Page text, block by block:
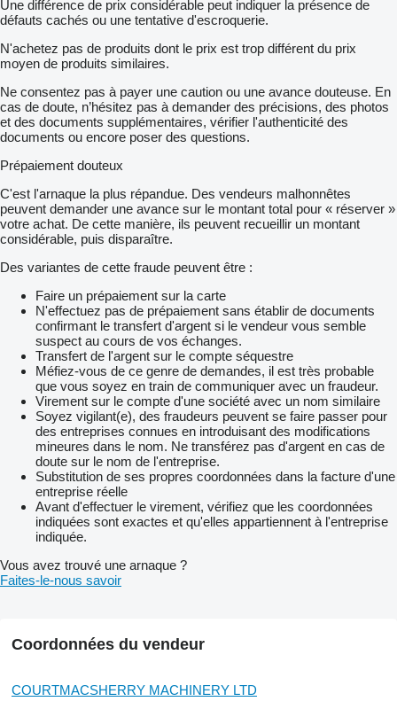
Une différence de prix considérable peut indiquer la présence de
défauts cachés ou une tentative d'escroquerie.
N'achetez pas de produits dont le prix est trop différent du prix
moyen de produits similaires.
Ne consentez pas à payer une caution ou une avance douteuse. En
cas de doute, n’hésitez pas à demander des précisions, des photos
et des documents supplémentaires, vérifier l'authenticité des
documents ou encore poser des questions.
Prépaiement douteux
C'est l'arnaque la plus répandue. Des vendeurs malhonnêtes
peuvent demander une avance sur le montant total pour « réserver »
votre achat. De cette manière, ils peuvent recueillir un montant
considérable, puis disparaître.
Des variantes de cette fraude peuvent être :
Faire un prépaiement sur la carte
N'effectuez pas de prépaiement sans établir de documents
confirmant le transfert d'argent si le vendeur vous semble
suspect au cours de vos échanges.
Transfert de l'argent sur le compte séquestre
Méfiez-vous de ce genre de demandes, il est très probable
que vous soyez en train de communiquer avec un fraudeur.
Virement sur le compte d'une société avec un nom similaire
Soyez vigilant(e), des fraudeurs peuvent se faire passer pour
des entreprises connues en introduisant des modifications
mineures dans le nom. Ne transférez pas d'argent en cas de
doute sur le nom de l'entreprise.
Substitution de ses propres coordonnées dans la facture d'une
entreprise réelle
Avant d'effectuer le virement, vérifiez que les coordonnées
indiquées sont exactes et qu'elles appartiennent à l'entreprise
indiquée.
Vous avez trouvé une arnaque ?
Faites-le-nous savoir
Coordonnées du vendeur
COURTMACSHERRY MACHINERY LTD